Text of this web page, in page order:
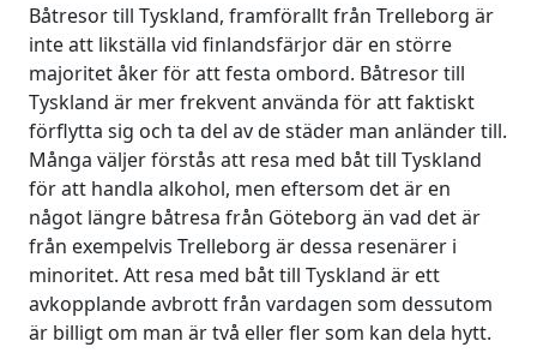
Båtresor till Tyskland, framförallt från Trelleborg är
inte att likställa vid finlandsfärjor där en större
majoritet åker för att festa ombord. Båtresor till
Tyskland är mer frekvent använda för att faktiskt
förflytta sig och ta del av de städer man anländer till.
Många väljer förstås att resa med båt till Tyskland
för att handla alkohol, men eftersom det är en
något längre båtresa från Göteborg än vad det är
från exempelvis Trelleborg är dessa resenärer i
minoritet. Att resa med båt till Tyskland är ett
avkopplande avbrott från vardagen som dessutom
är billigt om man är två eller fler som kan dela hytt.